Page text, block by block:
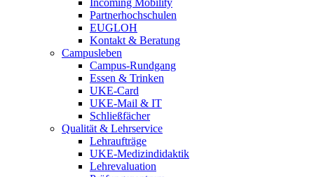
Incoming Mobility
Partnerhochschulen
EUGLOH
Kontakt & Beratung
Campusleben
Campus-Rundgang
Essen & Trinken
UKE-Card
UKE-Mail & IT
Schließfächer
Qualität & Lehrservice
Lehraufträge
UKE-Medizindidaktik
Lehrevaluation